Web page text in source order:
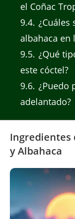
el Coñac
9.4
albahaca en
9.5 ¿Qué
este cóctel?
9.6 ¿Puedo
adelantado?
Ingredientes
y Albahaca